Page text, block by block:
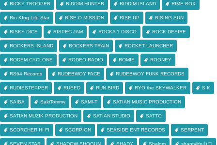
RICKY TROOPER RIDDIM HUNTER RIDDIM ISLAND RIME BOX
Rio KIng Life Star RISE O MISSION RISE UP RISING SUN
RISKY DICE RISPEC JAM ROCKA 1 DISCO ROCK DESIRE
ROCKERS ISLAND ROCKERS TRAIN ROCKET LAUNCHER
RODEM CYCLONE RODEO RADIO ROMIE ROONEY
RS64 Records RUDEBWOY FACE RUDEBWOY FUNK RECORDS
RUDIESTEPPER RUEED RUN BIRD RYO the SKYWALKER S.K
SAIBA SakiTommy SAMI-T SATIAN MUSIC PRODUCTION
SATIAN MUZIK PRODUCTION SATIAN STUDIO SATTO
SCORCHER HI FI SCORPION SEASIDE ENT RECORDS SERPENT
SEVEN STAR SHADOW SHOGUN SHADY Shalom shantylife山口